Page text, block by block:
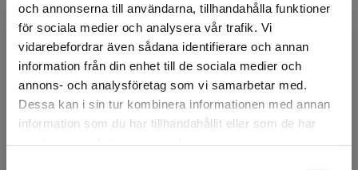
och annonserna till användarna, tillhandahålla funktioner
för sociala medier och analysera vår trafik. Vi
vidarebefordrar även sådana identifierare och annan
information från din enhet till de sociala medier och
annons- och analysföretag som vi samarbetar med.
Dessa kan i sin tur kombinera informationen med annan
information som du har tillhandahållit eller som de har
Begränsad fraktregion
Det verkar som att du besöker
studentlitteratur.se via en enhet utanför Sverige.
Elisabeth Serrander
Elisabeth Serrander är leg. psykoterapeut,
auktoriserad existentiell psykoterapeut,
handledare och lärare i psykoterapi. Hon har